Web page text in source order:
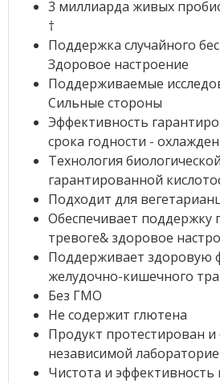
3 миллиарда живых
†
Поддержка случайного
Здоровое настроение
Поддерживаемые
Сильные стороны
Эффективность
срока годности -
Технология
гарантированной
Подходит для
Обеспечивает поддержку
тревоге& здоровое
Поддерживает здоровую
желудочно-кишечного
Без ГМО
Не содержит глютена
Продукт протестирован
независимой
Чистота и